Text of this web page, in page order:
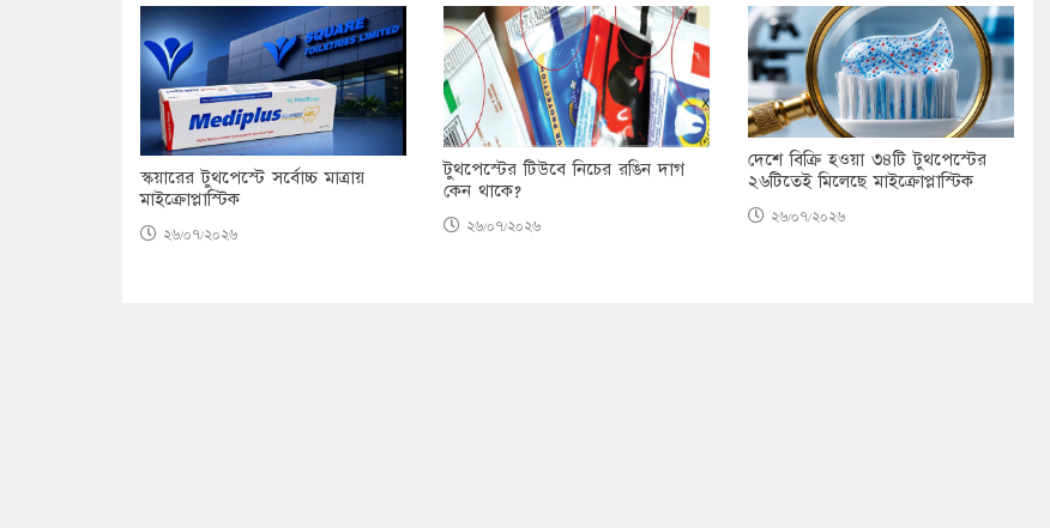
স্কয়ারের টুথপেস্টে সর্বোচ্চ মাত্রায়
মাইক্রোপ্লাস্টিক
২৬/০৭/২০২৬
টুথপেস্টের টিউবে নিচের রঙিন দাগ
কেন থাকে?
২৬/০৭/২০২৬
দেশে বিক্রি হওয়া ৩৪টি টুথপেস্টের
২৬টিতেই মিলেছে মাইক্রোপ্লাস্টিক
২৬/০৭/২০২৬